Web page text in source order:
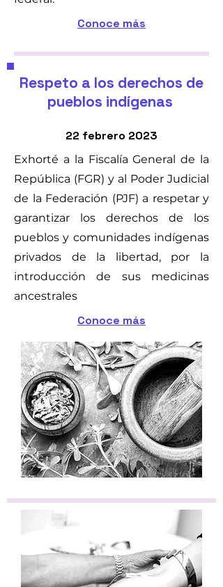
Conoce más
Respeto a los derechos de
pueblos indígenas
22 febrero 2023
Exhorté a la Fiscalía General de la
República (FGR) y al Poder Judicial
de la Federación (PJF) a respetar y
garantizar los derechos de los
pueblos y comunidades indígenas
privados de la libertad, por la
introducción de sus medicinas
ancestrales
Conoce más